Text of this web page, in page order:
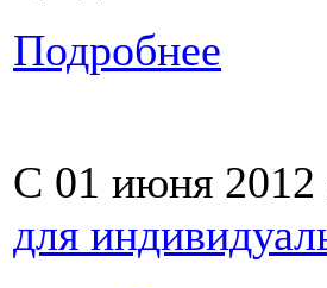
Подробнее
С 01 июня 2012
для